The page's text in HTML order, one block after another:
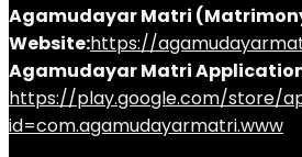
Agamudayar Matri
Website:https://
Agamudayar Matri
https://play.google.com/store/
id=com.agamudayarmatri.www